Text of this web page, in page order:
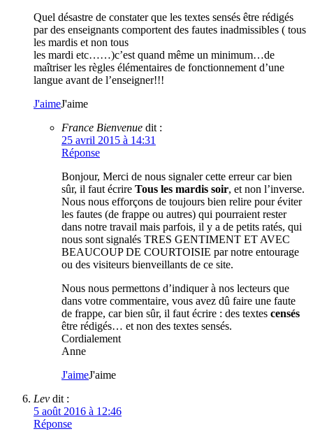
Quel désastre de constater que les textes sensés être rédigés
par des enseignants comportent des fautes inadmissibles ( tous
les mardis et non tous
les mardi etc……)c’est quand même un minimum…de
maîtriser les règles élémentaires de fonctionnement d’une
langue avant de l’enseigner!!!
J'aimeJ'aime
France Bienvenue dit :
25 avril 2015 à 14:31
Réponse
Bonjour, Merci de nous signaler cette erreur car bien
sûr, il faut écrire Tous les mardis soir, et non l’inverse.
Nous nous efforçons de toujours bien relire pour éviter
les fautes (de frappe ou autres) qui pourraient rester
dans notre travail mais parfois, il y a de petits ratés, qui
nous sont signalés TRES GENTIMENT ET AVEC
BEAUCOUP DE COURTOISIE par notre entourage
ou des visiteurs bienveillants de ce site.
Nous nous permettons d’indiquer à nos lecteurs que
dans votre commentaire, vous avez dû faire une faute
de frappe, car bien sûr, il faut écrire : des textes censés
être rédigés… et non des textes sensés.
Cordialement
Anne
J'aimeJ'aime
Lev dit :
5 août 2016 à 12:46
Réponse